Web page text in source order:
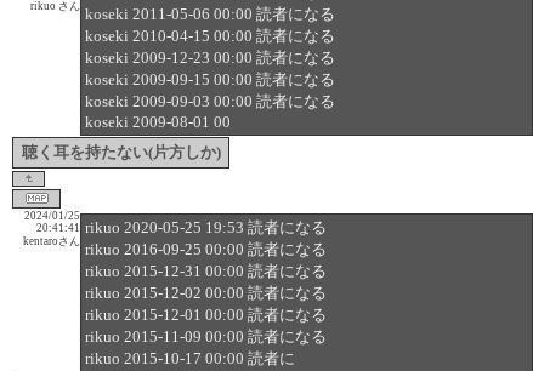
koseki 2011-05-06 00:00 読者になる
koseki 2010-04-15 00:00 読者になる
koseki 2009-12-23 00:00 読者になる
koseki 2009-09-15 00:00 読者になる
koseki 2009-09-03 00:00 読者になる
koseki 2009-08-01 00
聴く耳を持たない(片方しか)
rikuo さん
rikuo 2020-05-25 19:53 読者になる
rikuo 2016-09-25 00:00 読者になる
rikuo 2015-12-31 00:00 読者になる
rikuo 2015-12-02 00:00 読者になる
rikuo 2015-12-01 00:00 読者になる
rikuo 2015-11-09 00:00 読者になる
rikuo 2015-10-17 00:00 読者に
2024/01/25
20:41:41
kentaroさん